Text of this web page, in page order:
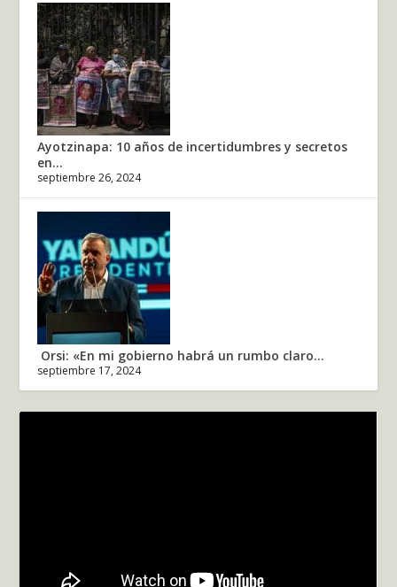
Ayotzinapa: 10 años de incertidumbres y secretos
en...
septiembre 26, 2024
Orsi: «En mi gobierno habrá un rumbo claro...
septiembre 17, 2024